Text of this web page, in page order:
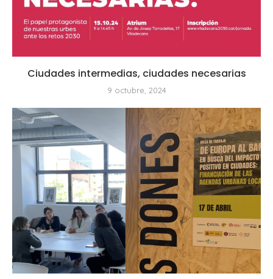
Ciudades intermedias, ciudades necesarias
9 octubre, 2024